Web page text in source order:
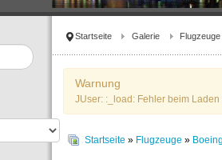
Startseite Galerie Flugzeuge
Warnung
JUser: :_load: Fehler beim
Startseite » Flugzeuge »